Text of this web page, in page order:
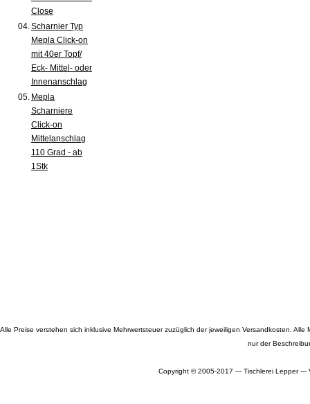
Close
04.Scharnier Typ
Mepla Click-on
mit 40er Topf/
Eck- Mittel- oder
Innenanschlag
05. Mepla
Scharniere
Click-on
Mittelanschlag
110 Grad - ab
1Stk
Alle Preise verstehen sich inklusive Mehrwertsteuer zuzüglich der jeweiligen Versandkosten.
nur der
Copyright © 2005-2017 --- Tischlerei Lepper